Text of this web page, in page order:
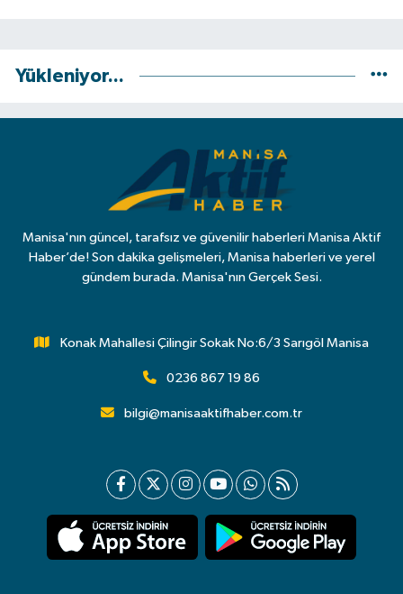
Yükleniyor...
Manisa'nın güncel, tarafsız ve güvenilir haberleri Manisa Aktif
Haber’de! Son dakika gelişmeleri, Manisa haberleri ve yerel
gündem burada. Manisa'nın Gerçek Sesi.
Konak Mahallesi Çilingir Sokak No:6/3 Sarıgöl Manisa
0236 867 19 86
bilgi@manisaaktifhaber.com.tr